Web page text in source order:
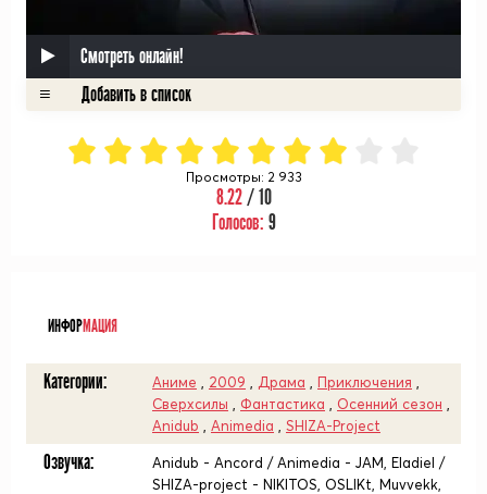
Смотреть онлайн!
Просмотры: 2 933
8.22/ 10
Голосов: 9
ИНФОРМАЦИЯ
Категории: Аниме 2009 Драма Приключения
Сверхсилы
Фантастика Осенний сезон
Anidub
Animedia SHIZA-Project
Озвучка:
Anidub - Ancord / Animedia - JAM, Eladiel /
SHIZA-project - NIKITOS, OSLIKt, Muvvekk,